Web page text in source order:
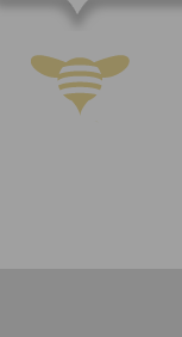
souhlas